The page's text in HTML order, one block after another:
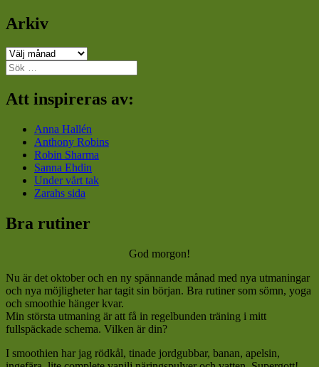
Arkiv
Arkiv
Sök
efter:
Att inspireras av:
Anna Hallén
Anthony Robins
Robin Sharma
Sanna Ehdin
Under vårt tak
Zarahs sida
Bra rutiner
God morgon!
Nu är det oktober och en ny spännande månad med nya utmaningar
och nya möjligheter har tagit sin början. Bra rutiner som sömn, yoga
och smoothie hänger kvar.
Min största utmaning är att få in regelbunden träning i mitt
fullspäckade schema. Vilken är din?
I smoothien har jag rödkål, tinade jordgubbar, banan, apelsin,